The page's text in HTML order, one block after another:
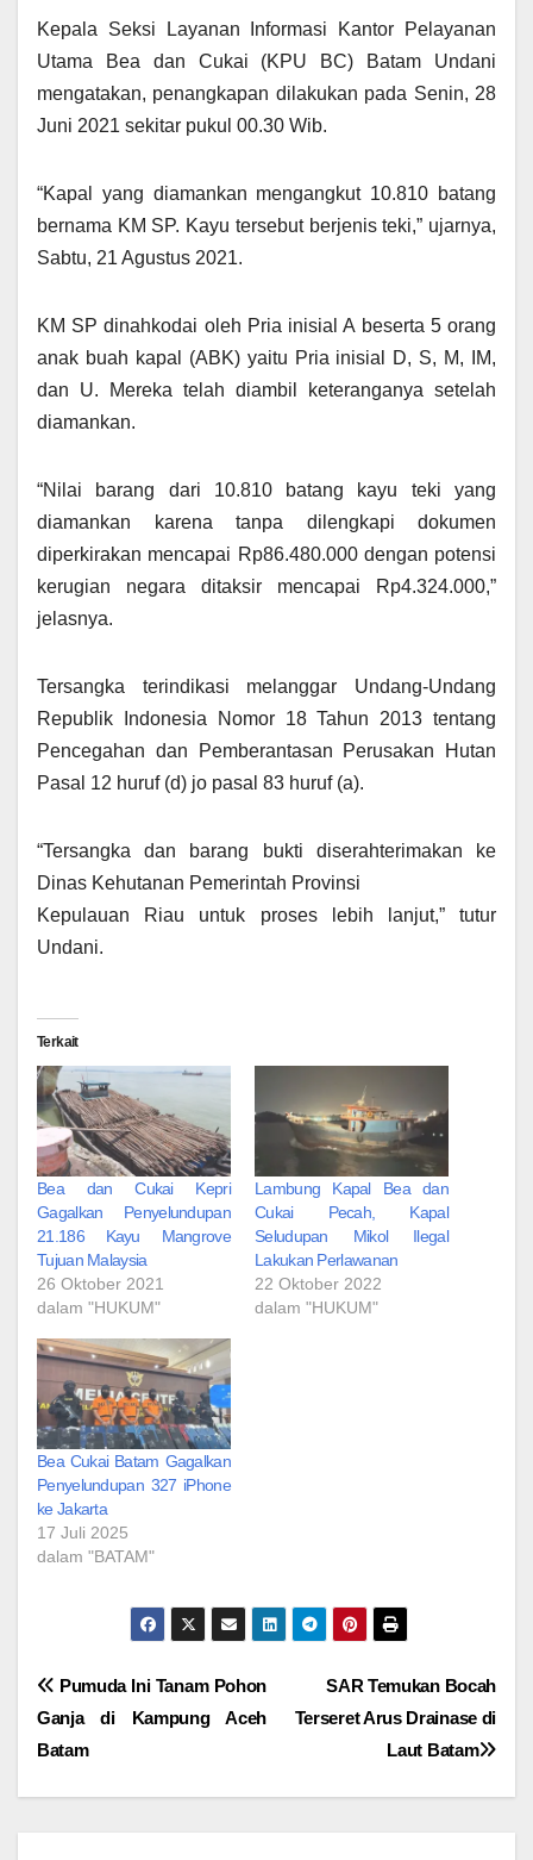
Kepala Seksi Layanan Informasi Kantor Pelayanan
Utama Bea dan Cukai (KPU BC) Batam Undani
mengatakan, penangkapan dilakukan pada Senin, 28
Juni 2021 sekitar pukul 00.30 Wib.
“Kapal yang diamankan mengangkut 10.810 batang
bernama KM SP. Kayu tersebut berjenis teki,” ujarnya,
Sabtu, 21 Agustus 2021.
KM SP dinahkodai oleh Pria inisial A beserta 5 orang
anak buah kapal (ABK) yaitu Pria inisial D, S, M, IM,
dan U. Mereka telah diambil keteranganya setelah
diamankan.
“Nilai barang dari 10.810 batang kayu teki yang
diamankan karena tanpa dilengkapi dokumen
diperkirakan mencapai Rp86.480.000 dengan potensi
kerugian negara ditaksir mencapai Rp4.324.000,”
jelasnya.
Tersangka terindikasi melanggar Undang-Undang
Republik Indonesia Nomor 18 Tahun 2013 tentang
Pencegahan dan Pemberantasan Perusakan Hutan
Pasal 12 huruf (d) jo pasal 83 huruf (a).
“Tersangka dan barang bukti diserahterimakan ke
Dinas Kehutanan Pemerintah Provinsi
Kepulauan Riau untuk proses lebih lanjut,” tutur
Undani.
Terkait
Bea dan Cukai Kepri
Gagalkan Penyelundupan
21.186 Kayu Mangrove
Tujuan Malaysia
26 Oktober 2021
dalam "HUKUM"
Lambung Kapal Bea dan
Cukai Pecah, Kapal
Seludupan Mikol Ilegal
Lakukan Perlawanan
22 Oktober 2022
dalam "HUKUM"
Bea Cukai Batam Gagalkan
Penyelundupan 327 iPhone
ke Jakarta
17 Juli 2025
dalam "BATAM"
Navigasi
pos
SAR Temukan Bocah
Terseret Arus Drainase di
Laut Batam
Pumuda Ini Tanam Pohon
Ganja di Kampung Aceh
Batam